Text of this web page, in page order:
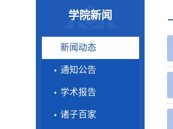
学院新闻
新闻动态
通知公告
学术报告
诸子百家